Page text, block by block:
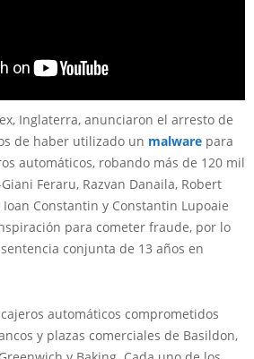
Inglaterra, anunciaron el arresto de
de haber utilizado un malware para
automáticos, robando más de 120 mil
Feraru, Razvan Danaila, Robert
Ioan Constantin y Constantin Lupoaie
para cometer fraude, por lo
conjunta de 13 años en
automáticos comprometidos
y plazas comerciales de Basildon,